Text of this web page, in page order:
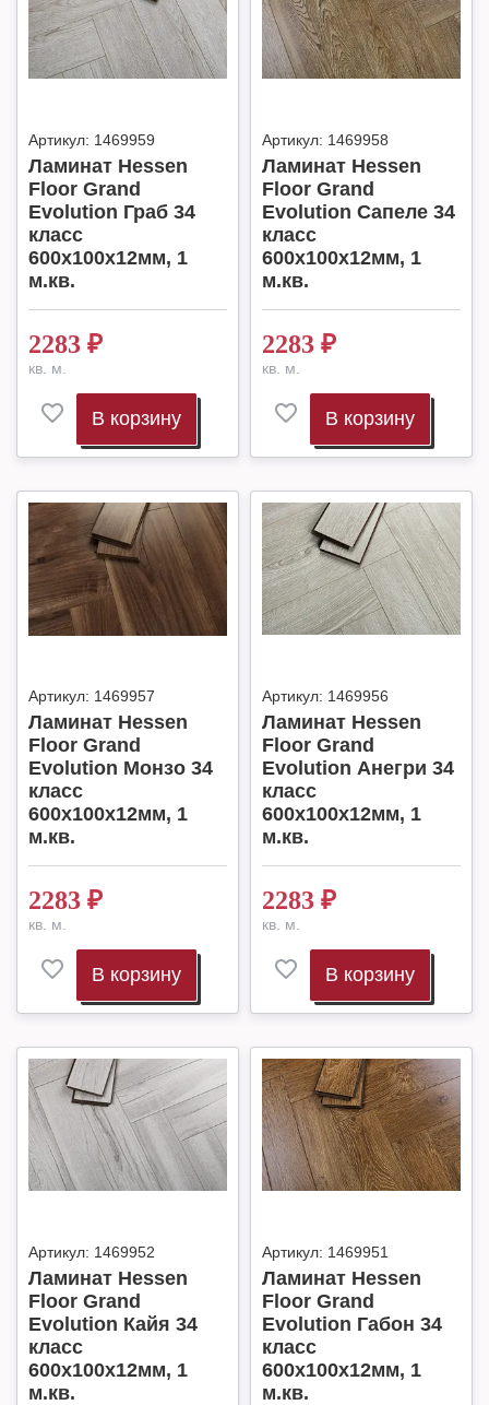
Артикул: 1469959
Ламинат Hessen
Floor Grand
Evolution Граб 34
класс
600х100х12мм, 1
м.кв.
2283 ₽
кв. м.
В корзину
Артикул: 1469958
Ламинат Hessen
Floor Grand
Evolution Сапеле 34
класс
600х100х12мм, 1
м.кв.
2283 ₽
кв. м.
В корзину
Артикул: 1469957
Ламинат Hessen
Floor Grand
Evolution Монзо 34
класс
600х100х12мм, 1
м.кв.
2283 ₽
кв. м.
В корзину
Артикул: 1469956
Ламинат Hessen
Floor Grand
Evolution Анегри 34
класс
600х100х12мм, 1
м.кв.
2283 ₽
кв. м.
В корзину
Артикул: 1469952
Ламинат Hessen
Floor Grand
Evolution Кайя 34
класс
600х100х12мм, 1
м.кв.
Артикул: 1469951
Ламинат Hessen
Floor Grand
Evolution Габон 34
класс
600х100х12мм, 1
м.кв.